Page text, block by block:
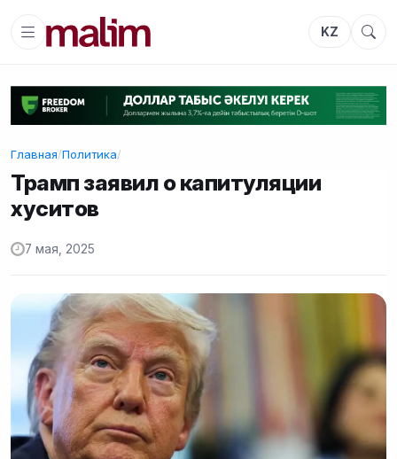
KZ
Главная/Политика/
Трамп заявил о капитуляции
хуситов
7 мая, 2025